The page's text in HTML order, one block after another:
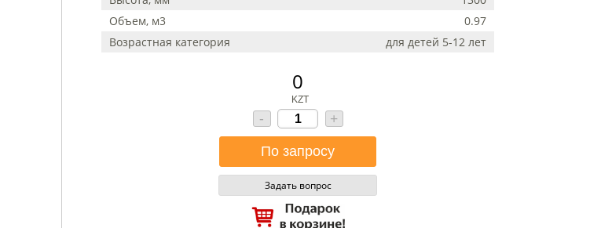
Объем, м3
0.97
Возрастная категория
для детей 5-12 лет
0
KZT
- +
Задать вопрос